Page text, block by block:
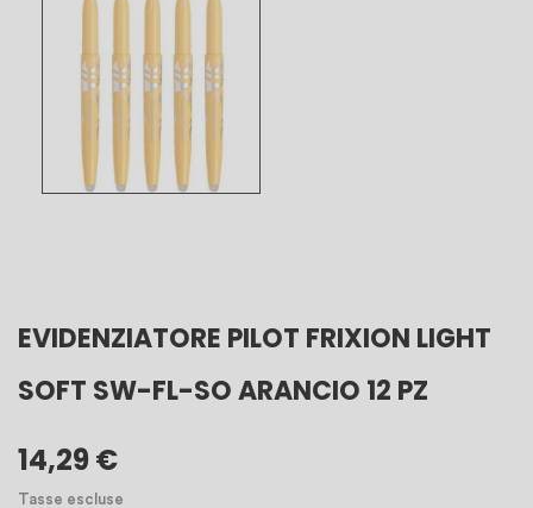
EVIDENZIATORE PILOT FRIXION LIGHT
SOFT SW-FL-SO ARANCIO 12 PZ
14,29 €
Tasse escluse